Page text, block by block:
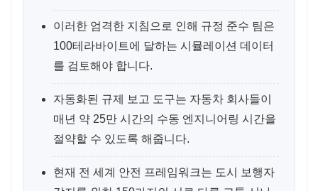
이러한 엄격한 지침으로 인해 규정 준수 팀은
100테라바이트에 달하는 시뮬레이션 데이터
를 검토해야 합니다.
자동화된 규제 보고 도구는 자동차 회사들이
매년 약 25만 시간의 수동 엔지니어링 시간을
절약할 수 있도록 해줍니다.
현재 전 세계 안전 프레임워크는 도시 보행자